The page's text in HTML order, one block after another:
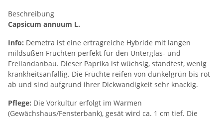
Beschreibung
Capsicum annuum L.
Info: Demetra ist eine ertragreiche Hybride mit langen
mildsüßen Früchten perfekt für den Unterglas- und
Freilandanbau. Dieser Paprika ist wüchsig, standfest, wenig
krankheitsanfällig. Die Früchte reifen von dunkelgrün bis rot
ab und sind aufgrund ihrer Dickwandigkeit sehr knackig.
Pflege: Die Vorkultur erfolgt im Warmen
(Gewächshaus/Fensterbank), gesät wird ca. 1 cm tief. Die